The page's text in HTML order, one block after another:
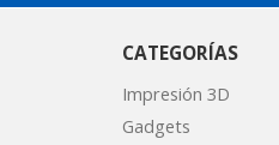
CATEGORÍAS
Impresión 3D
Gadgets